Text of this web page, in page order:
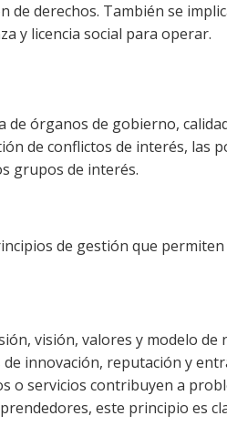
derechos. También se
y licencia social para operar.
del liderazgo, transparencia, ética y
de conflictos de interés, las
grupos de interés.
de gestión que
visión, valores y modelo de
innovación, reputación y
servicios contribuyen a
este principio es